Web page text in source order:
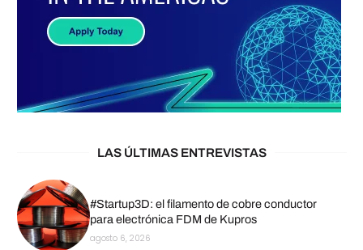
LAS ÚLTIMAS ENTREVISTAS
#Startup3D: el filamento de cobre conductor
para electrónica FDM de Kupros
agosto 6, 2026